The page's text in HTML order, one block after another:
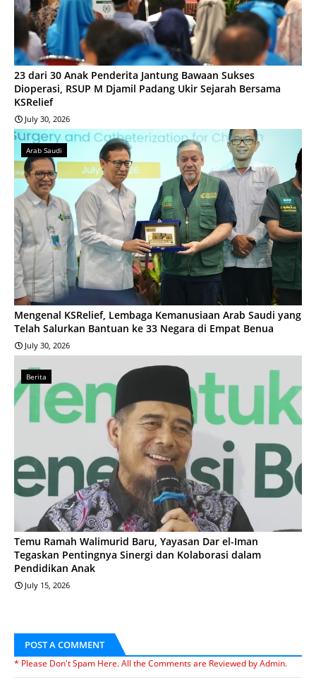
23 dari 30 Anak Penderita Jantung Bawaan Sukses
Dioperasi, RSUP M Djamil Padang Ukir Sejarah Bersama
KSRelief
July 30, 2026
Arab Saudi
Mengenal KSRelief, Lembaga Kemanusiaan Arab Saudi yang
Telah Salurkan Bantuan ke 33 Negara di Empat Benua
July 30, 2026
Berita
Temu Ramah Walimurid Baru, Yayasan Dar el-Iman
Tegaskan Pentingnya Sinergi dan Kolaborasi dalam
Pendidikan Anak
July 15, 2026
POST A COMMENT
* Please Don't Spam Here. All the Comments are Reviewed by Admin.